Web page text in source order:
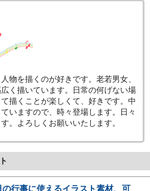
物を描くのが好きです。老若男女、
く描いています。日常の何げない場
描くことが楽しくて、好きです。中
いますので、時々登場します。日々
。よろしくお願いいたします。
の行事に使えるイラスト素材、可